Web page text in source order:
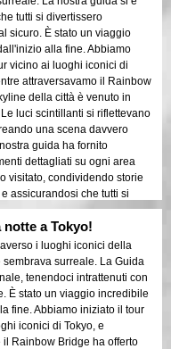
e le aree storiche è stato
messo in risalto dalle luci
vivamente questo
tutti si divertissero
sicuro. È stato un viaggio
alla fine. Abbiamo
vicino ai luoghi iconici di
attraversavamo il Rainbow
della città è venuto in
luci scintillanti si riflettevano
una scena davvero
guida ha fornito
dettagliati su ogni area
visitato, condividendo storie
assicurandosi che tutti si
sicuro e a proprio agio.
notte era calma ma
e mi sono trovato stupito dal
i moderni grattacieli e
storica. Questo tour è una
perfetta di avventura ed
offrendo ai viaggiatori uno
sulla bellezza di Tokyo dopo
notte a Tokyo!
i luoghi iconici della
sembrava surreale. La Guida
tenendoci intrattenuti con
È stato un viaggio incredibile
fine. Abbiamo iniziato il tour
iconici di Tokyo, e
il Rainbow Bridge ha offerto